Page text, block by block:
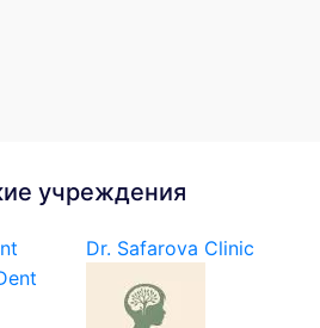
учреждения
Dr. Safarova Clinic